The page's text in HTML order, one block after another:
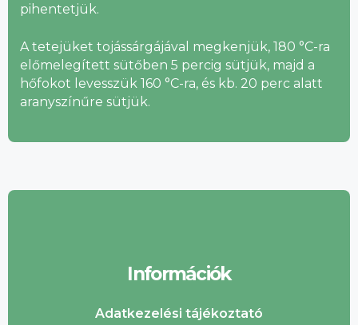
pihentetjük.
A tetejüket tojássárgájával megkenjük, 180 °C-ra
előmelegített sütőben 5 percig sütjük, majd a
hőfokot levesszük 160 °C-ra, és kb. 20 perc alatt
aranyszínűre sütjük.
Információk
Adatkezelési tájékoztató